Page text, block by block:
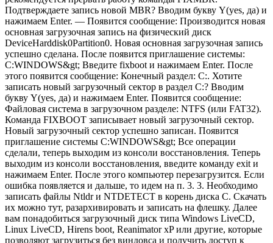
Подтверждаете запись новой MBR? Вводим букву Y(yes, да) и
нажимаем Enter. — Появится сообщение: Производится новая
основная загрузочная запись на физический диск
DeviceHarddisk0Partition0. Новая основная загрузочная запись
успешно сделана. После появится приглашение системы:
C:WINDOWS&gt; Введите fixboot и нажимаем Enter. После
этого появится сообщение: Конечный раздел: C:. Хотите
записать новый загрузочный сектор в раздел C:? Вводим
букву Y(yes, да) и нажимаем Enter. Появится сообщение:
Файловая система в загрузочном разделе: NTFS (или FAT32).
Команда FIXBOOT записывает новый загрузочный сектор.
Новый загрузочный сектор успешно записан. Появится
приглашение системы C:WINDOWS&gt; Все операции
сделали, теперь выходим из консоли восстановления. Теперь
выходим из консоли восстановления, введите команду exit и
нажимаем Enter. После этого компьютер перезагрузится. Если
ошибка появляется и дальше, то идем на п. 3. 3. Необходимо
записать файлы Ntldr и NTDETECT в корень диска С. Cкачать
их можно тут, разархивировать и записать на флешку. Далее
вам понадобиться загрузочный диск типа Windows LiveCD,
Linux LiveCD, Hirens boot, Reanimator xP или другие, которые
позволяют загрузиться без виндовса и получить доступ к